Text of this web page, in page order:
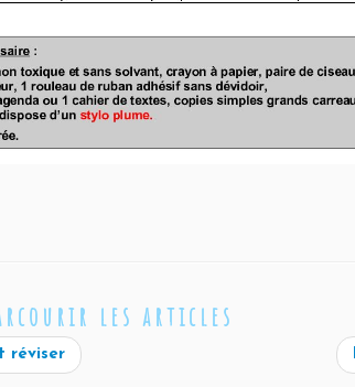
les articles
réviser